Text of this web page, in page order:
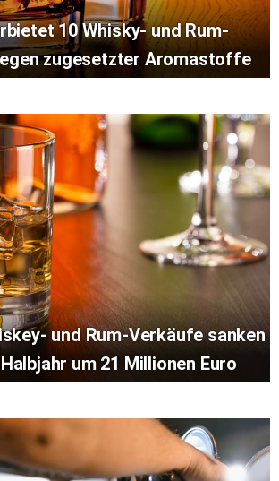
10 Whisky- und Rum-
zugesetzter Aromastoffe
und Rum-Verkäufe sanken
um 21 Millionen Euro